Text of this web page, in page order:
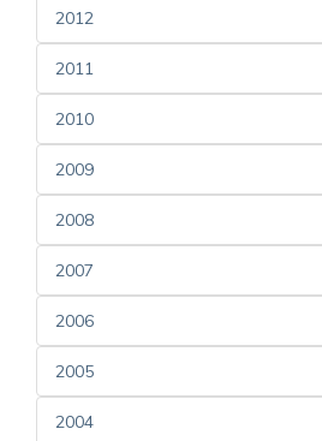
2012
2011
2010
2009
2008
2007
2006
2005
2004